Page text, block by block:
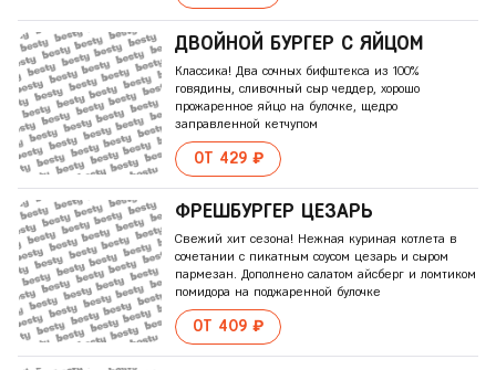
ДВОЙНОЙ БУРГЕР С ЯЙЦОМ
Классика! Два сочных бифштекса из 100%
говядины, сливочный сыр чеддер, хорошо
прожаренное яйцо на булочке, щедро
заправленной кетчупом
ОТ 429 ₽
ФРЕШБУРГЕР ЦЕЗАРЬ
Свежий хит сезона! Нежная куриная котлета в
сочетании с пикатным соусом цезарь и сыром
пармезан. Дополнено салатом айсберг и ломтиком
помидора на поджаренной булочке
ОТ 409 ₽